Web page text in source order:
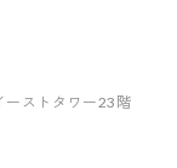
ーストタワー23階